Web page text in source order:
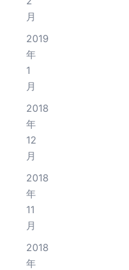
月
2019
年
1
月
2018
年
12
月
2018
年
11
月
2018
年